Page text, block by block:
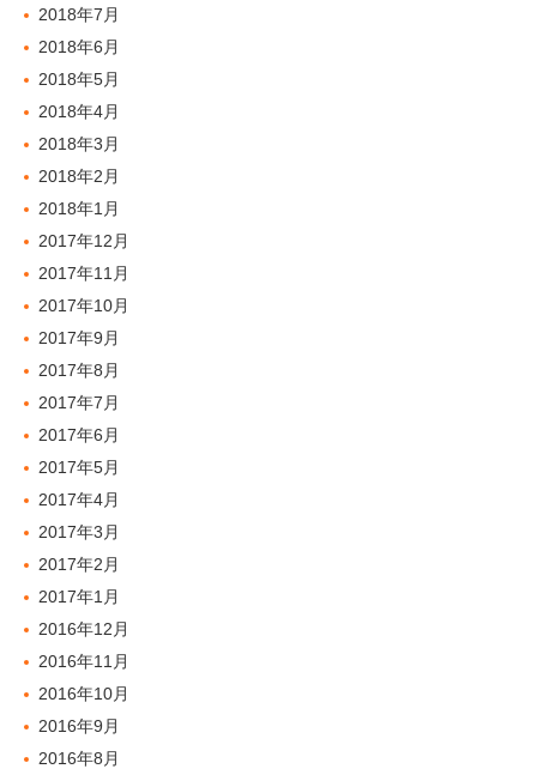
2018年7月
2018年6月
2018年5月
2018年4月
2018年3月
2018年2月
2018年1月
2017年12月
2017年11月
2017年10月
2017年9月
2017年8月
2017年7月
2017年6月
2017年5月
2017年4月
2017年3月
2017年2月
2017年1月
2016年12月
2016年11月
2016年10月
2016年9月
2016年8月